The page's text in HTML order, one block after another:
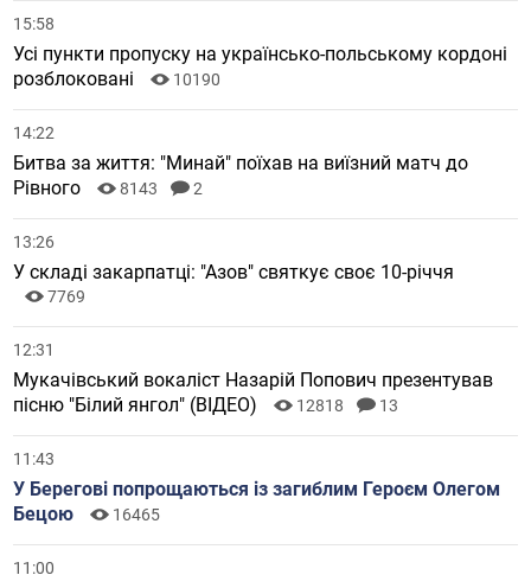
15:58
Усі пункти пропуску на українсько-польському кордоні
розблоковані
10190
14:22
Битва за життя: "Минай" поїхав на виїзний матч до
Рівного
8143 2
13:26
У складі закарпатці: "Азов" святкує своє 10-річчя
7769
12:31
Мукачівський вокаліст Назарій Попович презентував
пісню "Білий янгол" (ВІДЕО)
12818 13
11:43
У Берегові попрощаються із загиблим Героєм Олегом
Бецою
16465
11:00